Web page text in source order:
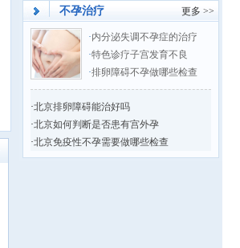
不孕治疗 更多 >>
·内分泌失调不孕症的治疗
·特色诊疗子宫发育不良
·排卵障碍不孕做哪些检查
·北京排卵障碍能治好吗
·北京如何判断是否患有宫外孕
·北京免疫性不孕需要做哪些检查